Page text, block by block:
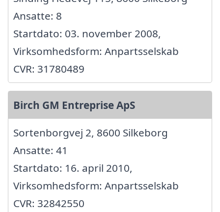
Ansatte: 8
Startdato: 03. november 2008,
Virksomhedsform: Anpartsselskab
CVR: 31780489
Birch GM Entreprise ApS
Sortenborgvej 2, 8600 Silkeborg
Ansatte: 41
Startdato: 16. april 2010,
Virksomhedsform: Anpartsselskab
CVR: 32842550